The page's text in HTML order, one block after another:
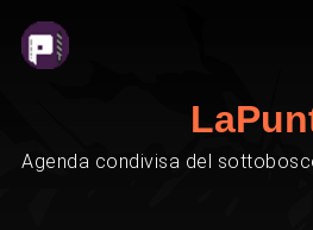
Agenda condivisa del